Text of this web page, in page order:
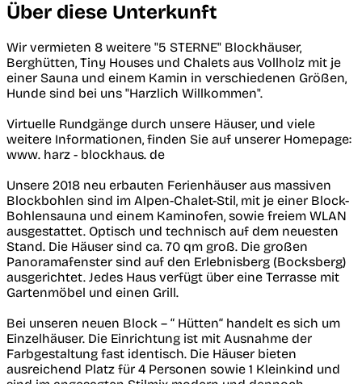
Über diese Unterkunft
Wir vermieten 8 weitere "5 STERNE" Blockhäuser,
Berghütten, Tiny Houses und Chalets aus Vollholz mit je
einer Sauna und einem Kamin in verschiedenen Größen,
Hunde sind bei uns "Harzlich Willkommen".
Virtuelle Rundgänge durch unsere Häuser, und viele
weitere Informationen, finden Sie auf unserer Homepage:
www. harz - blockhaus. de
Unsere 2018 neu erbauten Ferienhäuser aus massiven
Blockbohlen sind im Alpen-Chalet-Stil, mit je einer Block-
Bohlensauna und einem Kaminofen, sowie freiem WLAN
ausgestattet. Optisch und technisch auf dem neuesten
Stand. Die Häuser sind ca. 70 qm groß. Die großen
Panoramafenster sind auf den Erlebnisberg (Bocksberg)
ausgerichtet. Jedes Haus verfügt über eine Terrasse mit
Gartenmöbel und einen Grill.
Bei unseren neuen Block – “ Hütten“ handelt es sich um
Einzelhäuser. Die Einrichtung ist mit Ausnahme der
Farbgestaltung fast identisch. Die Häuser bieten
ausreichend Platz für 4 Personen sowie 1 Kleinkind und